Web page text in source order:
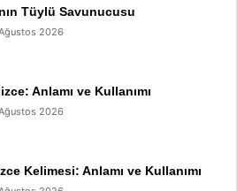
Tüylü Savunucusu
2026
Anlamı ve Kullanımı
2026
Kelimesi: Anlamı ve Kullanımı